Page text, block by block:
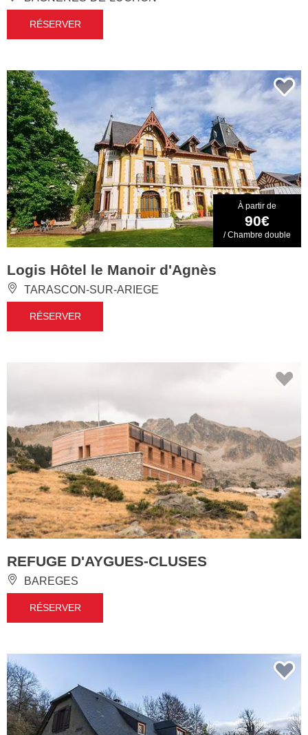
RÉSERVER
À partir de
90€
/ Chambre double
Logis Hôtel le Manoir d'Agnès
TARASCON-SUR-ARIEGE
RÉSERVER
REFUGE D'AYGUES-CLUSES
BAREGES
RÉSERVER